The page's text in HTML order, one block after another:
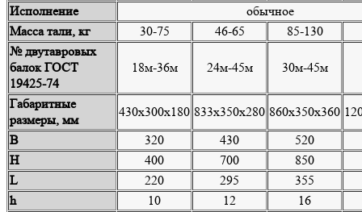
Исполнение
обычное
Масса тали, кг
30-75 46-65 85-130
№ двутавровых
балок ГОСТ
19425-74
18м-36м 24м-45м 30м-45м
Габаритные
размеры, мм
430х300х180 833х350х280 860х350х360
B
320 430
520
Н
400 700
850
L
220 295
355
h
10 12
16